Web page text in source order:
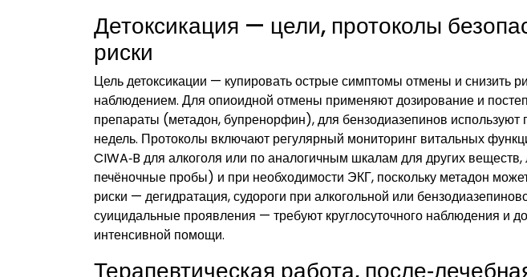
Детоксикация — цели, протоколы
риски
Цель детоксикации — купировать острые симптомы отмены и снизить
наблюдением. Для опиоидной отмены применяют дозирование и
препараты (метадон, бупренорфин), для бензодиазепинов используют
недель. Протоколы включают регулярный мониторинг витальных
CIWA‑B для алкоголя или по аналогичным шкалам для других
печёночные пробы) и при необходимости ЭКГ, поскольку метадон
риски — дегидратация, судороги при алкогольной или
суицидальные проявления — требуют круглосуточного наблюдения и
интенсивной помощи.